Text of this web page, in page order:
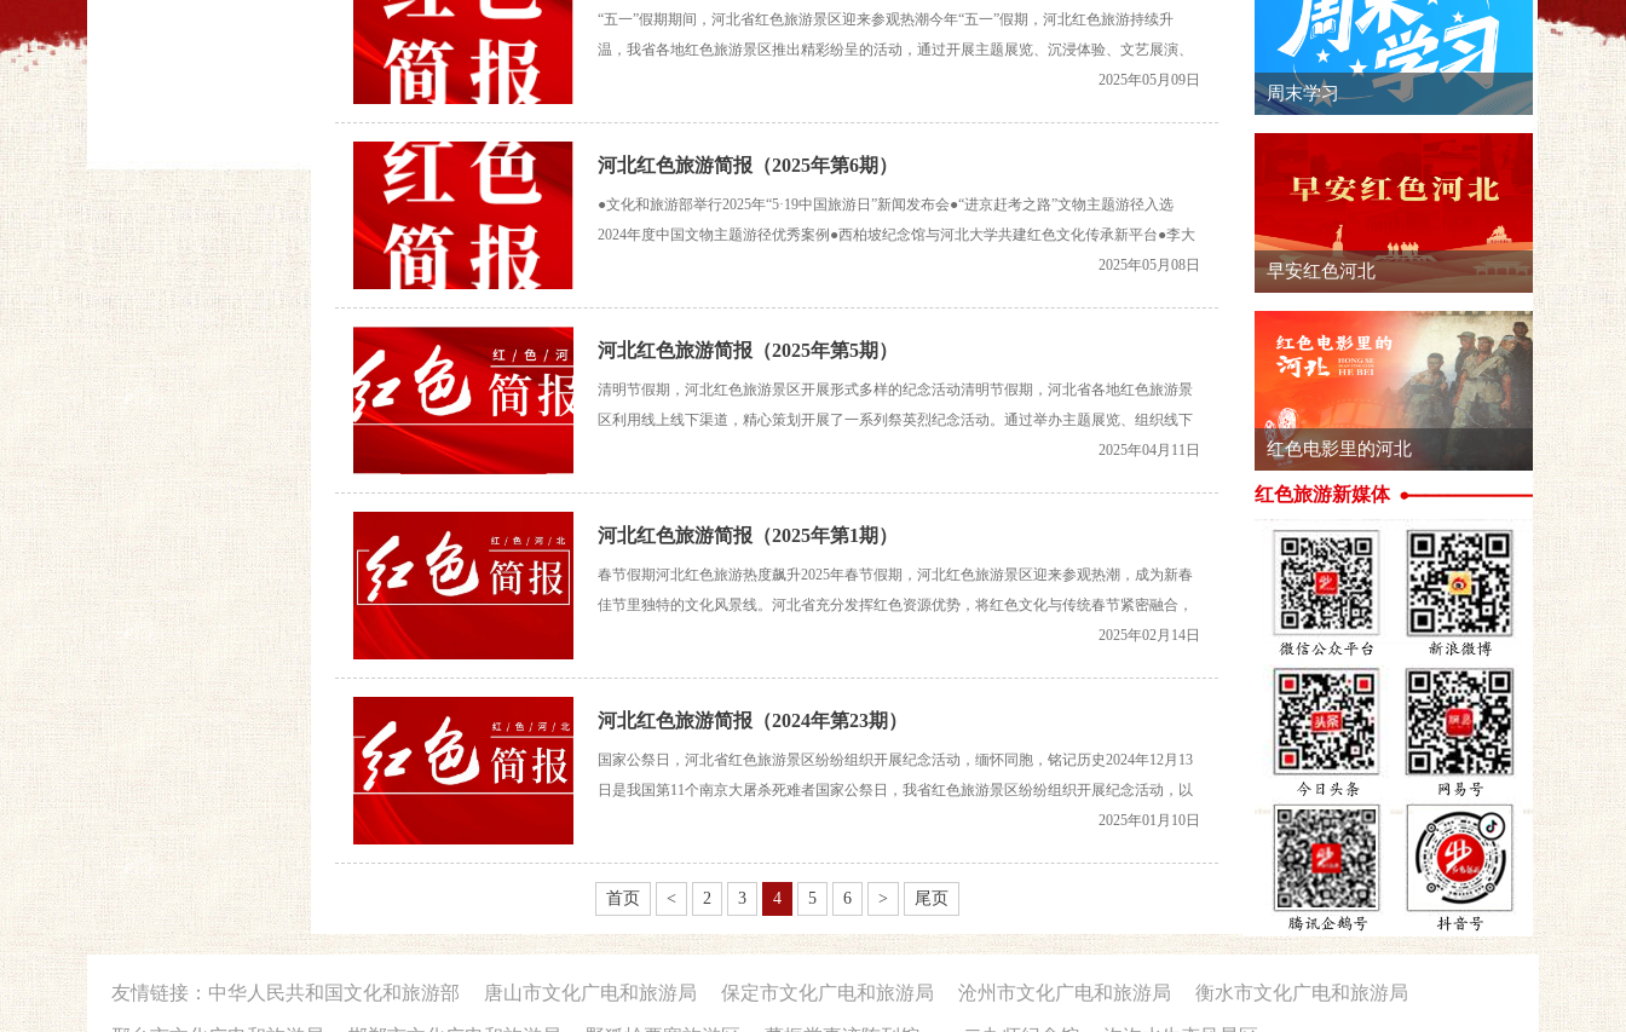
“五一”假期期间，河北省红色旅游景区迎来参观热潮今年“五一”假期，河北红色旅游持续升
温，我省各地红色旅游景区推出精彩纷呈的活动，通过开展主题展览、沉浸体验、文艺展演、
研学活动，以及线上慢直播等方式，让来自全国各地的游客体验了一场红色文化盛宴，在重温
2025年05月09日
河北红色旅游简报（2025年第6期）
●文化和旅游部举行2025年“5·19中国旅游日”新闻发布会●“进京赶考之路”文物主题游径入选
2024年度中国文物主题游径优秀案例●西柏坡纪念馆与河北大学共建红色文化传承新平台●李大
钊纪念馆举行“继承先烈志 青春践使命”主题纪念及思政教育活动●晋冀鲁豫烈士陵园红色剧目
2025年05月08日
河北红色旅游简报（2025年第5期）
清明节假期，河北红色旅游景区开展形式多样的纪念活动清明节假期，河北省各地红色旅游景
区利用线上线下渠道，精心策划开展了一系列祭英烈纪念活动。通过举办主题展览、组织线下
祭扫和线上“云祭拜”等活动，吸引了大批党员干部、群众、青少年团体以及革命后代前来祭
2025年04月11日
河北红色旅游简报（2025年第1期）
春节假期河北红色旅游热度飙升2025年春节假期，河北红色旅游景区迎来参观热潮，成为新春
佳节里独特的文化风景线。河北省充分发挥红色资源优势，将红色文化与传统春节紧密融合，
通过深挖红色资源、创新活动形式、发挥教育功能、开展云端宣传等多维度举措，不仅丰富了
2025年02月14日
河北红色旅游简报（2024年第23期）
国家公祭日，河北省红色旅游景区纷纷组织开展纪念活动，缅怀同胞，铭记历史2024年12月13
日是我国第11个南京大屠杀死难者国家公祭日，我省红色旅游景区纷纷组织开展纪念活动，以
国之名，祭奠30余万遇难同胞，勿忘历史，吾辈自强！组织悼念活动 传达深切哀思12月13日，
2025年01月10日
首页 < 2 3 4 5 6 > 尾页
红色旅游新媒体
友情链接： 中华人民共和国文化和旅游部 唐山市文化广电和旅游局 保定市文化广电和旅游局 沧州市文化广电和旅游局 衡水市文化广电和旅游局